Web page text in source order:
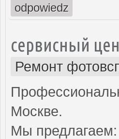
odpowiedz
сервисный
Ремонт
Москве.
Мы